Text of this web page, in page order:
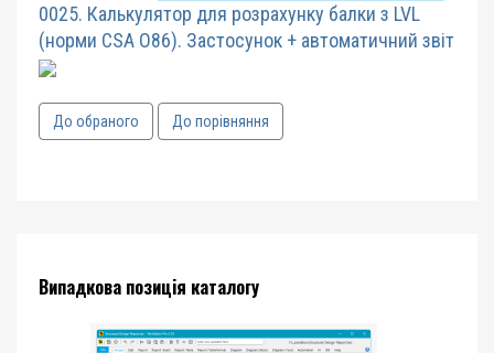
0025. Калькулятор для розрахунку балки з LVL
(норми CSA O86). Застосунок + автоматичний звіт
До обраного До порівняння
Випадкова позиція каталогу